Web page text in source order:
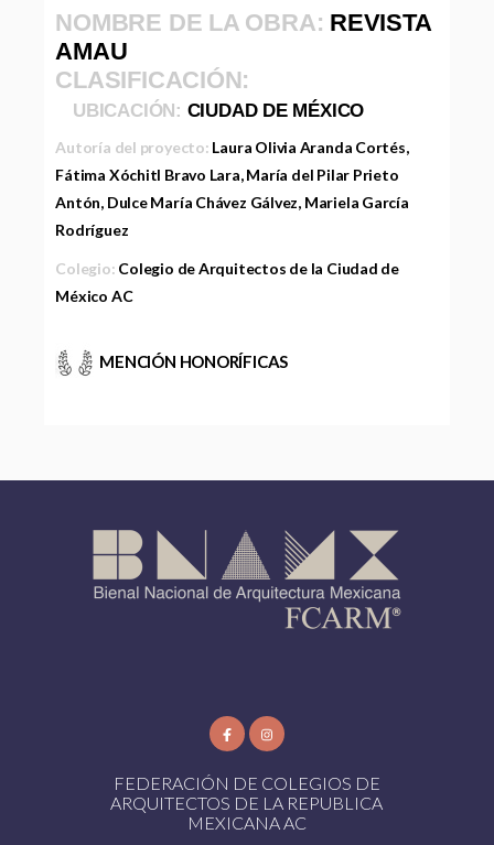
NOMBRE DE LA OBRA: REVISTA
AMAU
CLASIFICACIÓN:
UBICACIÓN: CIUDAD DE MÉXICO
Autoría del proyecto: Laura Olivia Aranda Cortés,
Fátima Xóchitl Bravo Lara, María del Pilar Prieto
Antón, Dulce María Chávez Gálvez, Mariela García
Rodríguez
Colegio: Colegio de Arquitectos de la Ciudad de
México AC
MENCIÓN HONORÍFICAS
FEDERACIÓN DE COLEGIOS DE
ARQUITECTOS DE LA REPUBLICA
MEXICANA AC